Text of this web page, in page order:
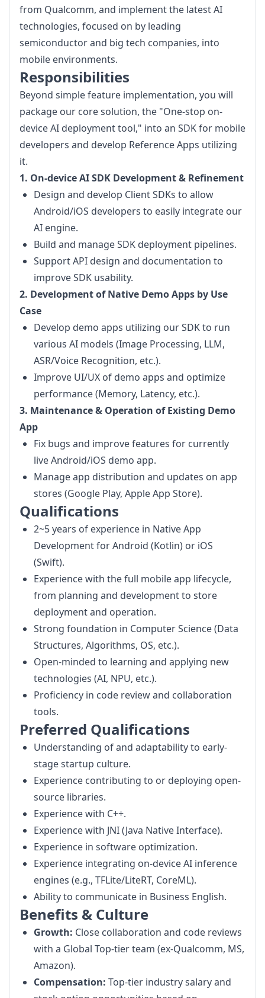
from Qualcomm, and implement the latest AI
technologies, focused on by leading
semiconductor and big tech companies, into
mobile environments.
Responsibilities
Beyond simple feature implementation, you will
package our core solution, the "One-stop on-
device AI deployment tool," into an SDK for mobile
developers and develop Reference Apps utilizing
it.
1. On-device AI SDK Development & Refinement
Design and develop Client SDKs to allow
Android/iOS developers to easily integrate our
AI engine.
Build and manage SDK deployment pipelines.
Support API design and documentation to
improve SDK usability.
2. Development of Native Demo Apps by Use
Case
Develop demo apps utilizing our SDK to run
various AI models (Image Processing, LLM,
ASR/Voice Recognition, etc.).
Improve UI/UX of demo apps and optimize
performance (Memory, Latency, etc.).
3. Maintenance & Operation of Existing Demo
App
Fix bugs and improve features for currently
live Android/iOS demo app.
Manage app distribution and updates on app
stores (Google Play, Apple App Store).
Qualifications
2~5 years of experience in Native App
Development for Android (Kotlin) or iOS
(Swift).
Experience with the full mobile app lifecycle,
from planning and development to store
deployment and operation.
Strong foundation in Computer Science (Data
Structures, Algorithms, OS, etc.).
Open-minded to learning and applying new
technologies (AI, NPU, etc.).
Proficiency in code review and collaboration
tools.
Preferred Qualifications
Understanding of and adaptability to early-
stage startup culture.
Experience contributing to or deploying open-
source libraries.
Experience with C++.
Experience with JNI (Java Native Interface).
Experience in software optimization.
Experience integrating on-device AI inference
engines (e.g., TFLite/LiteRT, CoreML).
Ability to communicate in Business English.
Benefits & Culture
Growth: Close collaboration and code reviews
with a Global Top-tier team (ex-Qualcomm, MS,
Amazon).
Compensation: Top-tier industry salary and